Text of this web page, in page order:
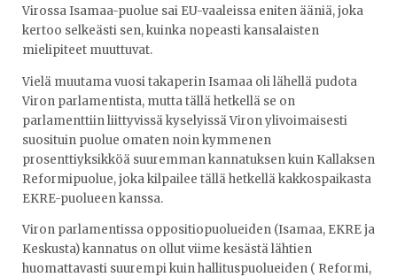
Virossa Isamaa-puolue sai EU-vaaleissa eniten ääniä, joka
kertoo selkeästi sen, kuinka nopeasti kansalaisten
mielipiteet muuttuvat.
Vielä muutama vuosi takaperin Isamaa oli lähellä pudota
Viron parlamentista, mutta tällä hetkellä se on
parlamenttiin liittyvissä kyselyissä Viron ylivoimaisesti
suosituin puolue omaten noin kymmenen
prosenttiyksikköä suuremman kannatuksen kuin Kallaksen
Reformipuolue, joka kilpailee tällä hetkellä kakkospaikasta
EKRE-puolueen kanssa.
Viron parlamentissa oppositiopuolueiden (Isamaa, EKRE ja
Keskusta) kannatus on ollut viime kesästä lähtien
huomattavasti suurempi kuin hallituspuolueiden ( Reformi,